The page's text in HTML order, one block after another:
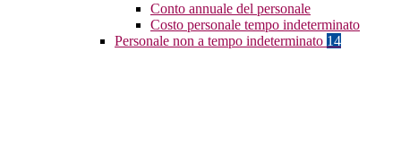
Conto annuale del personale
Costo personale tempo indeterminato
Personale non a tempo indeterminato 14